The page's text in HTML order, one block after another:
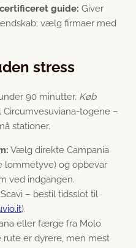
guide: Giver
vælg firmaer med
stress
90 minutter. Køb
togene –
stationer.
Vælg direkte Campania
lommetyve) og opbevar
ved indgangen.
– bestil tids­slot til
).
eller færge fra Molo
rute er dyrere, men mest